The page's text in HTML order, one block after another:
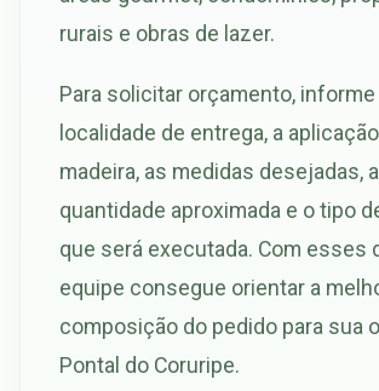
rurais e obras de lazer.
Para solicitar orçamento, informe
localidade de entrega, a
madeira, as medidas desejadas, a
quantidade aproximada e o tipo
que será executada. Com esses
equipe consegue orientar a
composição do pedido para sua
Pontal do Coruripe.